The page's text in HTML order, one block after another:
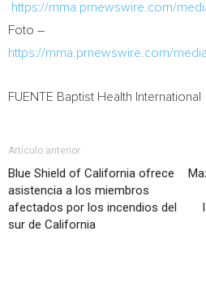
https://mma.prnewswire.com/
Foto –
https://mma.prnewswire.com/
FUENTE Baptist Health International
Artículo anterior
Blue Shield of California ofrece
asistencia a los miembros
afectados por los incendios del
sur de California